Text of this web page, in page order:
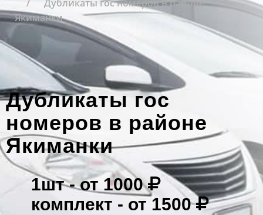
Дубликаты гос номеров в районе
Якиманки
Дубликаты гос
номеров в районе
Якиманки
1шт -от 1000
комплект - от 1500